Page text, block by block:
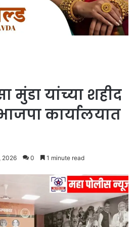
मुंडा यांच्या शहीद
कार्यालयात
2026 0 1 minute read